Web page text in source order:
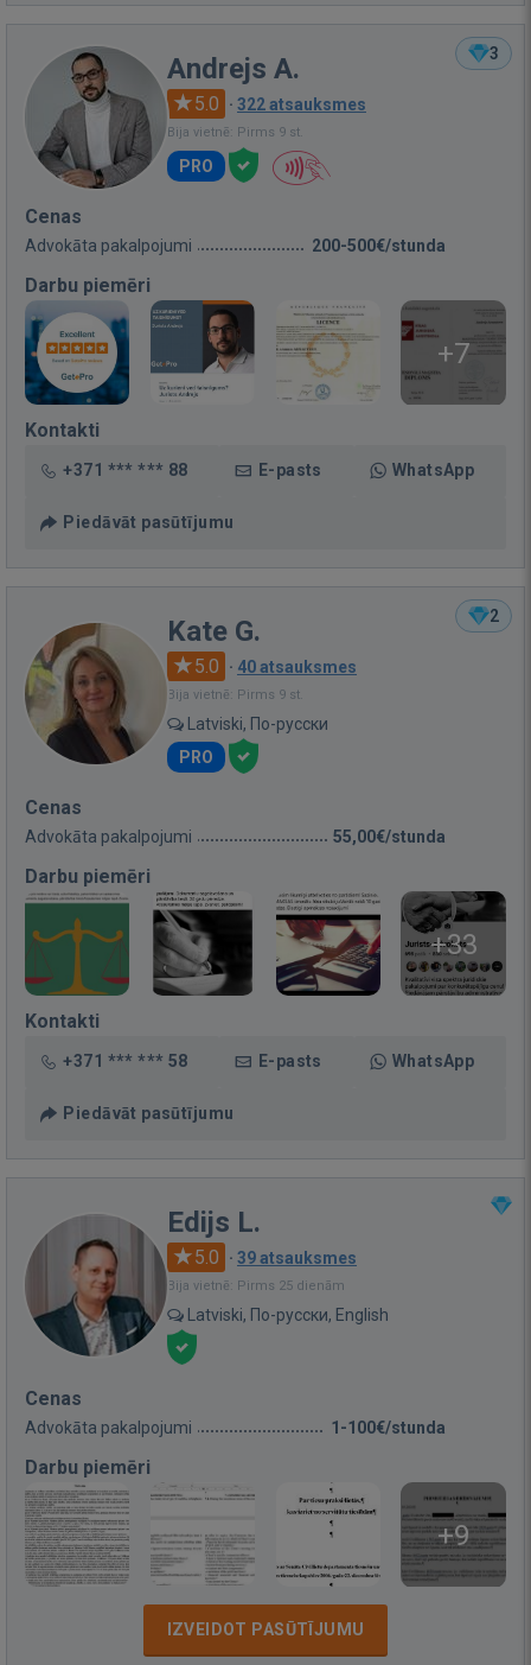
3
Andrejs A.
5.0 · 322 atsauksmes
Bija vietnē: Pirms 9 st.
PRO
Cenas
Advokāta pakalpojumi 200-500€/stunda
Darbu piemēri
+7
Kontakti
+371 *** *** 88 E-pasts WhatsApp
Piedāvāt pasūtījumu
2
Kate G.
5.0 · 40 atsauksmes
Bija vietnē: Pirms 9 st.
Latviski, По-русски
PRO
Cenas
Advokāta pakalpojumi 55,00€/stunda
Darbu piemēri
+33
Kontakti
+371 *** *** 58 E-pasts WhatsApp
Piedāvāt pasūtījumu
Edijs L.
5.0 · 39 atsauksmes
Bija vietnē: Pirms 25 dienām
Latviski, По-русски, English
Cenas
Advokāta pakalpojumi 1-100€/stunda
Darbu piemēri
+9
IZVEIDOT PASŪTĪJUMU